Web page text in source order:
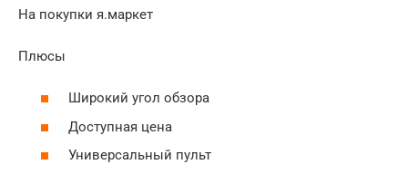
На покупки я.маркет
Плюсы
Широкий угол обзора
Доступная цена
Универсальный пульт